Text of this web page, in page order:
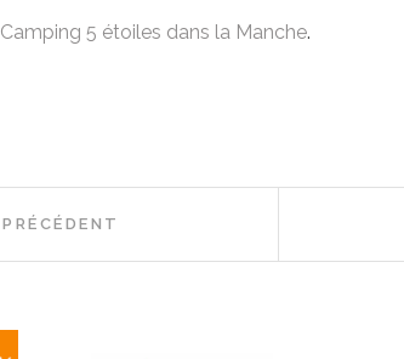
Camping 5 étoiles dans la Manche.
PRÉCÉDENT